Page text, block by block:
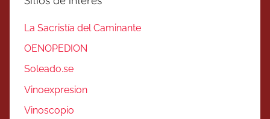
La Sacristía del Caminante
OENOPEDION
Soleado.se
Vinoexpresion
Vinoscopio